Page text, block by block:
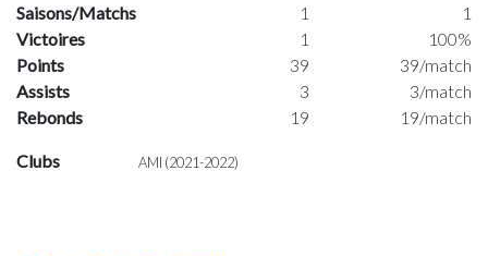
Saisons/Matchs 1
1
Victoires
1
100%
Points
39
39/match
Assists
3
3/match
Rebonds
19 19/match
Clubs AMI (2021-2022)